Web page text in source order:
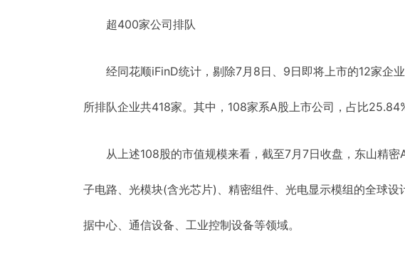
超400家公司排队
经同花顺iFinD统计，剔除7月8日、9日即将上市的12家企
所排队企业共418家。其中，108家系A股上市公司，占比25.84%
从上述108股的市值规模来看，截至7月7日收盘，东山精
子电路、光模块(含光芯片)、精密组件、光电显示模组的全球
据中心、通信设备、工业控制设备等领域。